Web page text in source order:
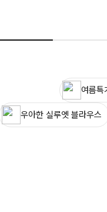
여름
우아한 실루엣 블라우스